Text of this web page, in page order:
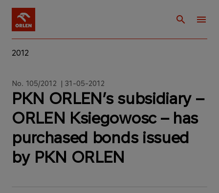
2012
No. 105/2012 | 31-05-2012
PKN ORLEN’s subsidiary –
ORLEN Ksiegowosc – has
purchased bonds issued
by PKN ORLEN